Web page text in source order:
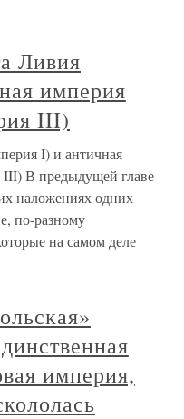
Ливия
империя
III)
I) и античная
В предыдущей главе
наложениях одних
по-разному
на самом деле
империя,